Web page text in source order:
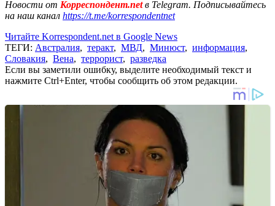
Новости от Корреспондент.netв Telegram. Подписывайтесь
на наш канал https://t.me/korrespondentnet
Читайте Korrespondent.net в Google News
ТЕГИ: Австралия, теракт, МВД, Минюст, информация,
Словакия, Вена, террорист, разведка
Если вы заметили ошибку, выделите необходимый текст и
нажмите Ctrl+Enter, чтобы сообщить об этом редакции.